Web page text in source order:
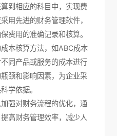
到相应的科目中，实现费
用先进的财务管理软件，
费用的准确记录和核算。
本核算方法，如ABC成本
同产品或服务的成本进行
颈和影响因素，为企业采
学依据。
强对财务流程的优化，通
高财务管理效率，减少人